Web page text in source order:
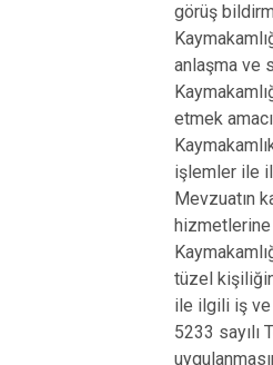
görüş
anlaşma ve
etmek
işlemler ile
Mevzuatın
tüzel
ile ilgili iş
5233 sayılı